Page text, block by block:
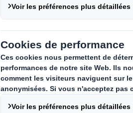
Packaging